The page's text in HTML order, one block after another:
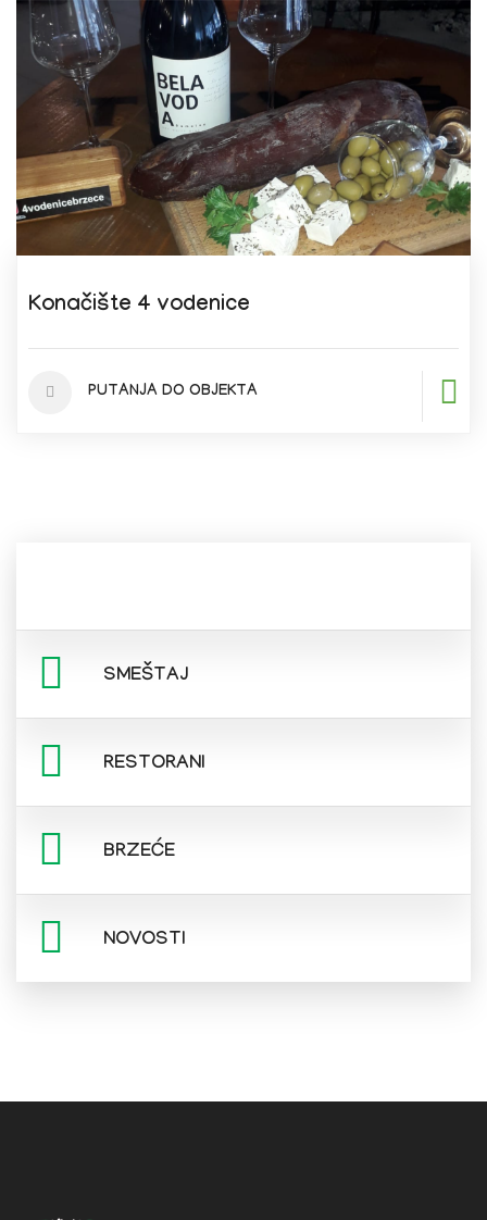
Konačište 4 vodenice
PUTANJA DO OBJEKTA
SMEŠTAJ
RESTORANI
BRZEĆE
NOVOSTI